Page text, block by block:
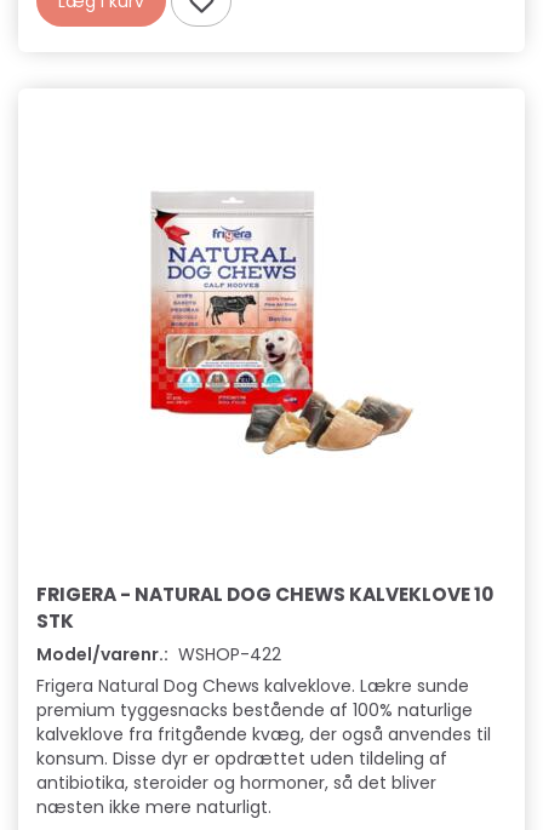
FRIGERA - NATURAL DOG CHEWS KALVEKLOVE 10
STK
Model/varenr.: WSHOP-422
Frigera Natural Dog Chews kalveklove. Lækre sunde
premium tyggesnacks bestående af 100% naturlige
kalveklove fra fritgående kvæg, der også anvendes til
konsum. Disse dyr er opdrættet uden tildeling af
antibiotika, steroider og hormoner, så det bliver
næsten ikke mere naturligt.